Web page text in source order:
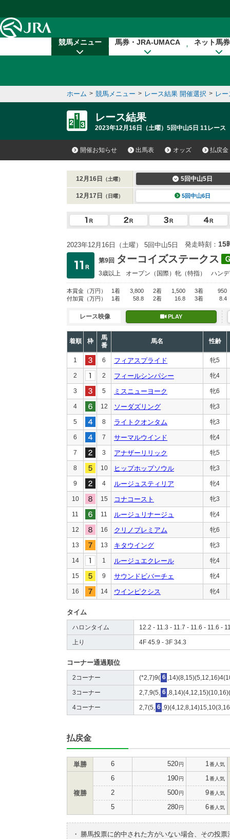
競馬メニュー 馬券・JRA-UMACA ネット馬
ホーム > 競馬メニュー > レース結果 開催選択 > レ
レース結果
2023年12月16日（土曜）5回中山5日 11レース
開催お知らせ 出馬表 オッズ 払戻金
12月16日 （土曜） 5回中山5日
12月17日 （日曜） 5回中山6日
2023年12月16日（土曜） 5回中山5日 発走時刻： 15
第9回 ターコイズステークス
3歳以上 オープン （国際）牝（特指） ハンデ
本賞金 （万円） 1着 3,800 2着 1,500 3着
950
付加賞 （万円） 1着 58.8 2着 16.8 3着 8.4
レース映像 PLAY
着順 枠
馬
番
馬名 性齢
1 6 フィアスプライド 牝5
2 2 フィールシンパシー 牝4
3 5 ミスニューヨーク 牝6
4 12 ソーダズリング 牝3
5 8 ライトクオンタム 牝3
6 7 サーマルウインド 牝4
7 3 アナザーリリック 牝5
8 10 ヒップホップソウル 牝3
9 4 ルージュスティリア 牝4
10 15 コナコースト 牝3
11 11 ルージュリナージュ 牝4
12 16 クリノプレミアム 牝6
13 13 キタウイング 牝3
14 1 ルージュエクレール 牝4
15 9 サウンドビバーチェ 牝4
16 14 ウインピクシス 牝4
タイム
ハロンタイム 12.2 - 11.3 - 11.7 - 11.6 - 11.6 -
上り 4F 45.9 - 3F 34.3
コーナー通過順位
2コーナー (*2,7)9( 6
3コーナー 2,7,9(5, 6
4コーナー 2,7(5, 6
払戻金
単勝 6 520円 1 番人気
複勝
6 190円 1 番人気
2 500円 9番人気
5 280円 6番人気
・
勝馬投票に的中された方がいない場合、その投